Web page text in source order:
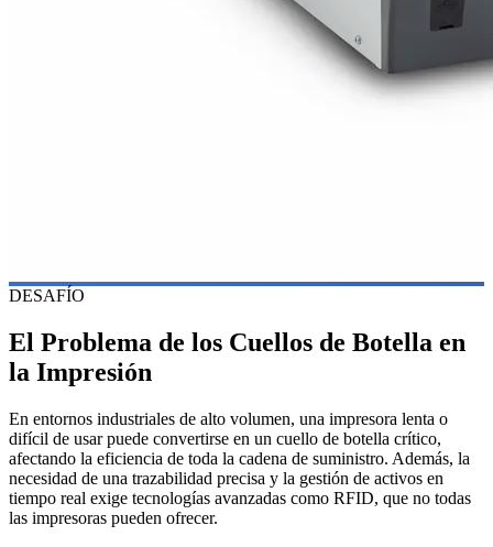
DESAFÍO
El Problema de los Cuellos de Botella en
la Impresión
En entornos industriales de alto volumen, una impresora lenta o
difícil de usar puede convertirse en un cuello de botella crítico,
afectando la eficiencia de toda la cadena de suministro. Además, la
necesidad de una trazabilidad precisa y la gestión de activos en
tiempo real exige tecnologías avanzadas como RFID, que no todas
las impresoras pueden ofrecer.